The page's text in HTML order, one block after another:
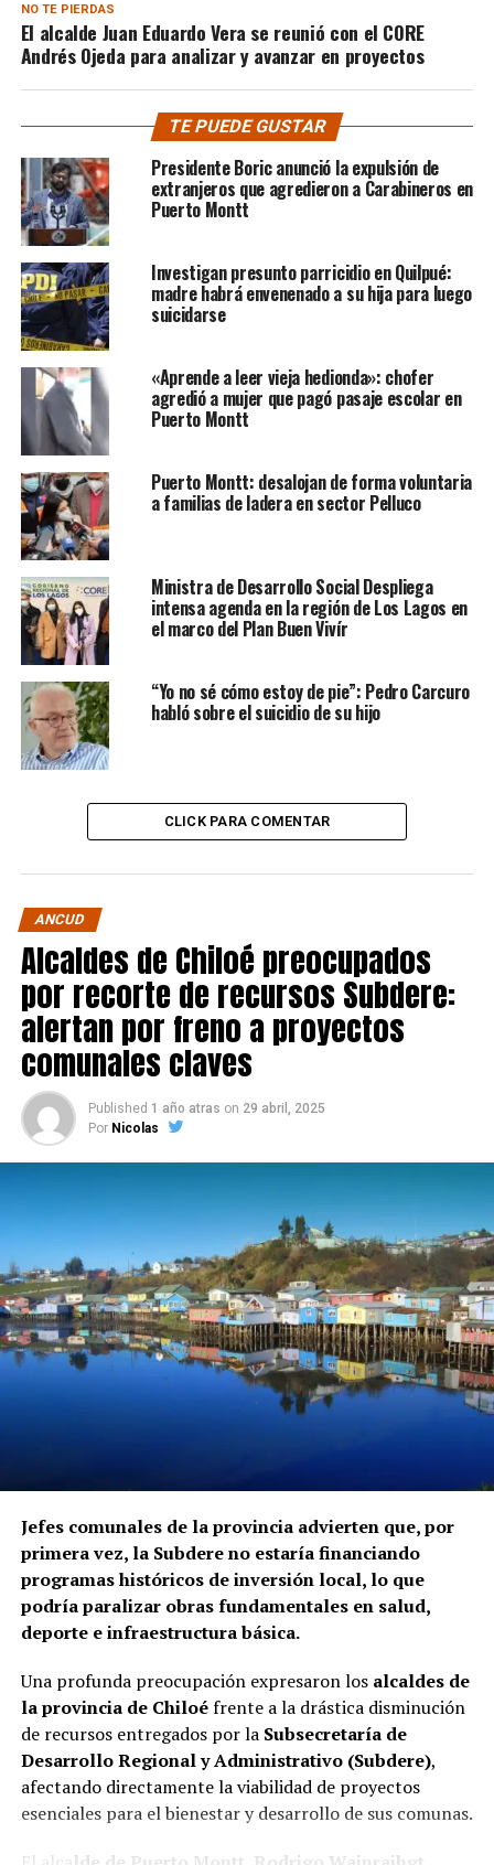
NO TE PIERDAS
El alcalde Juan Eduardo Vera se reunió con el CORE
Andrés Ojeda para analizar y avanzar en proyectos
TE PUEDE GUSTAR
Presidente Boric anunció la expulsión de
extranjeros que agredieron a Carabineros en
Puerto Montt
Investigan presunto parricidio en Quilpué:
madre habrá envenenado a su hija para luego
suicidarse
«Aprende a leer vieja hedionda»: chofer
agredió a mujer que pagó pasaje escolar en
Puerto Montt
Puerto Montt: desalojan de forma voluntaria
a familias de ladera en sector Pelluco
Ministra de Desarrollo Social Despliega
intensa agenda en la región de Los Lagos en
el marco del Plan Buen Vivír
“Yo no sé cómo estoy de pie”: Pedro Carcuro
habló sobre el suicidio de su hijo
CLICK PARA COMENTAR
ANCUD
Alcaldes de Chiloé preocupados
por recorte de recursos Subdere:
alertan por freno a proyectos
comunales claves
Published 1 año atras on 29 abril, 2025
Por Nicolas
Jefes comunales de la provincia advierten que, por
primera vez, la Subdere no estaría financiando
programas históricos de inversión local, lo que
podría paralizar obras fundamentales en salud,
deporte e infraestructura básica.
Una profunda preocupación expresaron los alcaldes de
la provincia de Chiloéfrente a la drástica disminución
de recursos entregados por la Subsecretaría de
Desarrollo Regional y Administrativo (Subdere),
afectando directamente la viabilidad de proyectos
esenciales para el bienestar y desarrollo de sus comunas.